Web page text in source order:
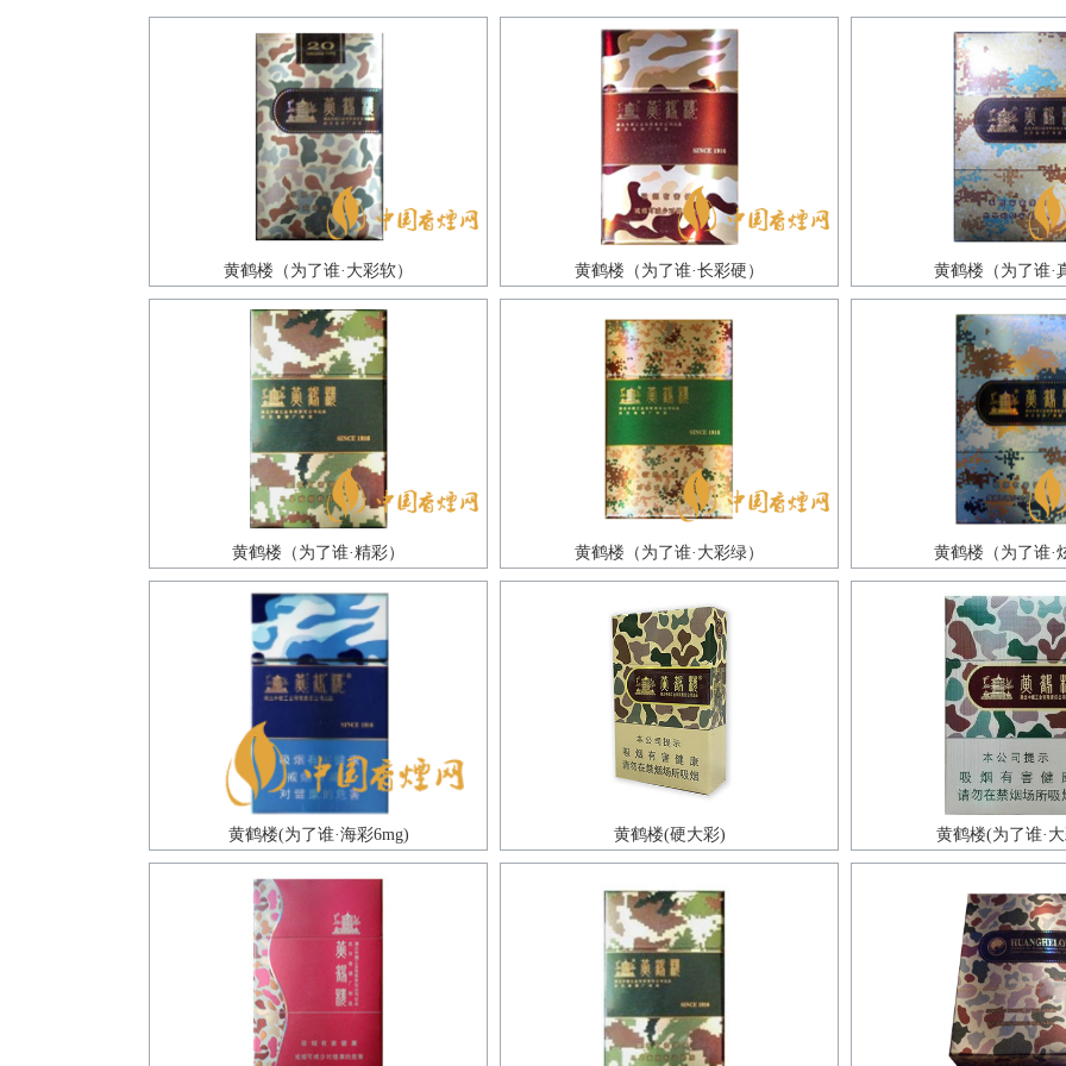
黄鹤楼（为了谁·大彩软） 黄鹤楼（为了谁·长彩硬） 黄鹤楼（为了谁·
黄鹤楼（为了谁·精彩） 黄鹤楼（为了谁·大彩绿） 黄鹤楼（为了谁·
黄鹤楼(为了谁·海彩6mg) 黄鹤楼(硬大彩) 黄鹤楼(为了谁·